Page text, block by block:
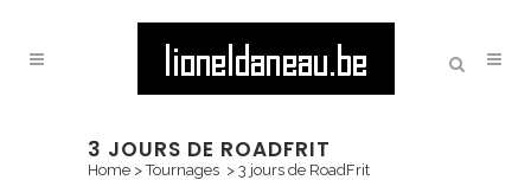
3 JOURS DE ROADFRIT
Home >Tournages > 3 jours de RoadFrit